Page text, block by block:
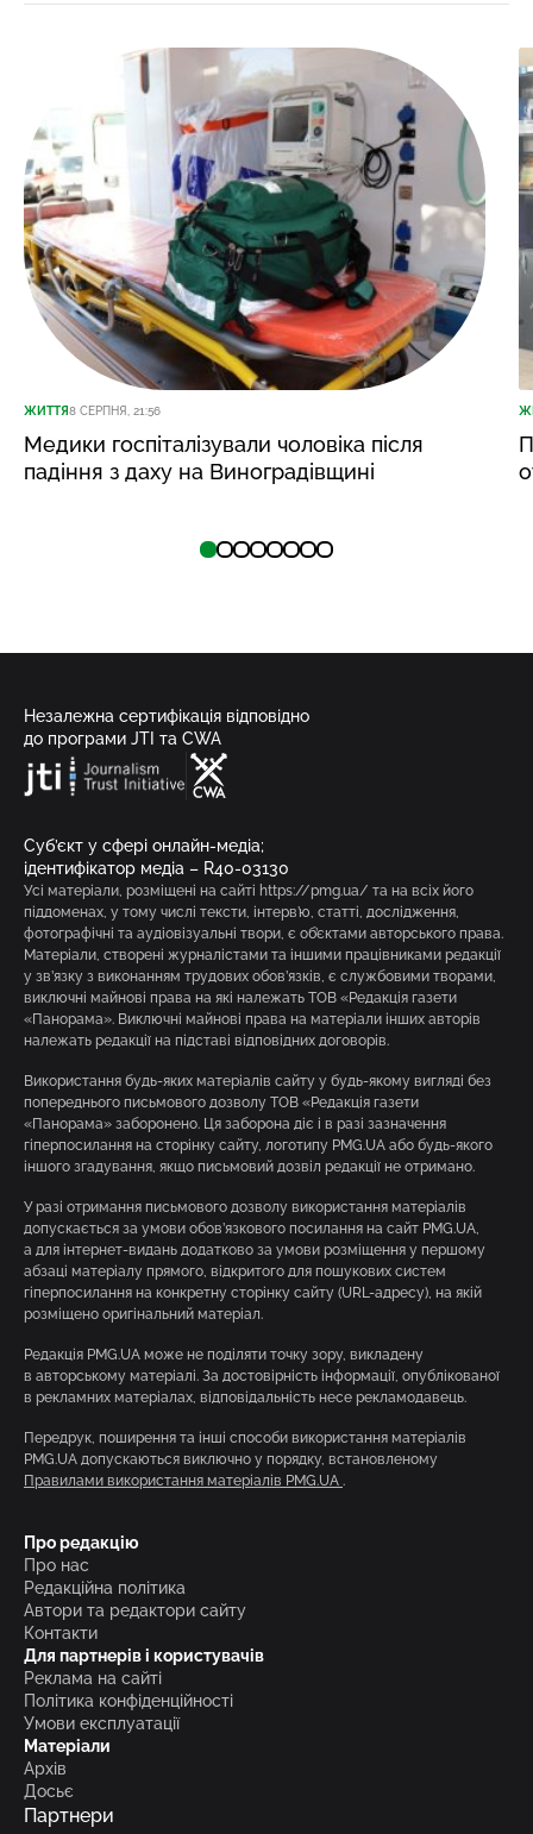
ЖИТТЯ8 СЕРПНЯ, 21:56
Медики госпіталізували чоловіка після
падіння з даху на Виноградівщині
Незалежна сертифікація відповідно
до програми JTI та CWA
Суб’єкт у сфері онлайн-медіа;
ідентифікатор медіа – R40-03130
Усі матеріали, розміщені на сайті https://pmg.ua/ та на всіх його
піддоменах, у тому числі тексти, інтерв’ю, статті, дослідження,
фотографічні та аудіовізуальні твори, є об’єктами авторського права.
Матеріали, створені журналістами та іншими працівниками редакції
у зв’язку з виконанням трудових обов’язків, є службовими творами,
виключні майнові права на які належать ТОВ «Редакція газети
«Панорама». Виключні майнові права на матеріали інших авторів
належать редакції на підставі відповідних договорів.
Використання будь-яких матеріалів сайту у будь-якому вигляді без
попереднього письмового дозволу ТОВ «Редакція газети
«Панорама» заборонено. Ця заборона діє і в разі зазначення
гіперпосилання на сторінку сайту, логотипу PMG.UA або будь-якого
іншого згадування, якщо письмовий дозвіл редакції не отримано.
У разі отримання письмового дозволу використання матеріалів
допускається за умови обов’язкового посилання на сайт PMG.UA,
а для інтернет-видань додатково за умови розміщення у першому
абзаці матеріалу прямого, відкритого для пошукових систем
гіперпосилання на конкретну сторінку сайту (URL-адресу), на якій
розміщено оригінальний матеріал.
Редакція PMG.UA може не поділяти точку зору, викладену
в авторському матеріалі. За достовірність інформації, опублікованої
в рекламних матеріалах, відповідальність несе рекламодавець.
Передрук, поширення та інші способи використання матеріалів
PMG.UA допускаються виключно у порядку, встановленому
Правилами використання матеріалів PMG.UA .
Про редакцію
Про нас
Редакційна політика
Автори та редактори сайту
Контакти
Для партнерів і користувачів
Реклама на сайті
Політика конфіденційності
Умови експлуатації
Матеріали
Архів
Досьє
Партнери